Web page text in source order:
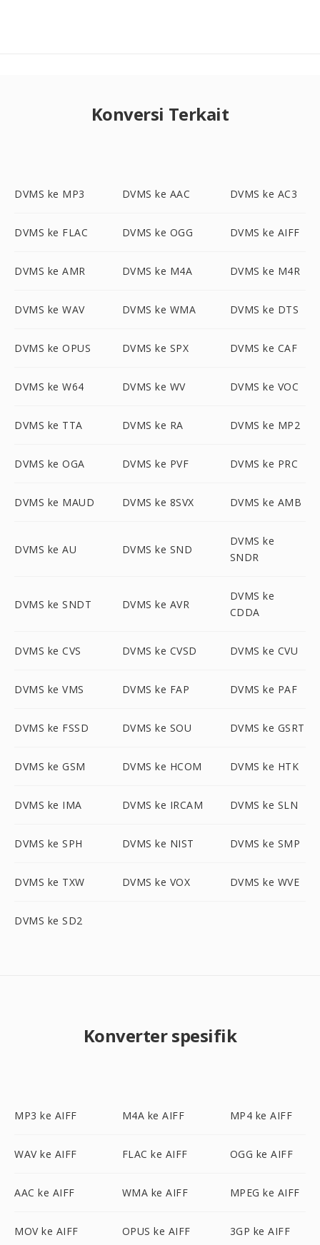
Konversi Terkait
DVMS ke MP3 DVMS ke AAC DVMS ke AC3
DVMS ke FLAC DVMS ke OGG DVMS ke AIFF
DVMS ke AMR DVMS ke M4A DVMS ke M4R
DVMS ke WAV DVMS ke WMA DVMS ke DTS
DVMS ke OPUS DVMS ke SPX DVMS ke CAF
DVMS ke W64 DVMS ke WV DVMS ke VOC
DVMS ke TTA DVMS ke RA DVMS ke MP2
DVMS ke OGA DVMS ke PVF DVMS ke PRC
DVMS ke MAUD DVMS ke 8SVX DVMS ke AMB
DVMS ke AU DVMS ke SND
DVMS ke
SNDR
DVMS ke SNDT DVMS ke AVR
DVMS ke
CDDA
DVMS ke CVS DVMS ke CVSD DVMS ke CVU
DVMS ke VMS DVMS ke FAP DVMS ke PAF
DVMS ke FSSD DVMS ke SOU DVMS ke GSRT
DVMS ke GSM DVMS ke HCOM DVMS ke HTK
DVMS ke IMA DVMS ke IRCAM DVMS ke SLN
DVMS ke SPH DVMS ke NIST DVMS ke SMP
DVMS ke TXW DVMS ke VOX DVMS ke WVE
DVMS ke SD2
Konverter spesifik
MP3 ke AIFF M4A ke AIFF MP4 ke AIFF
WAV ke AIFF FLAC ke AIFF OGG ke AIFF
AAC ke AIFF WMA ke AIFF MPEG ke AIFF
MOV ke AIFF OPUS ke AIFF 3GP ke AIFF